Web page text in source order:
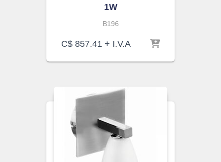
1W
B196
C$ 857.41 + I.V.A